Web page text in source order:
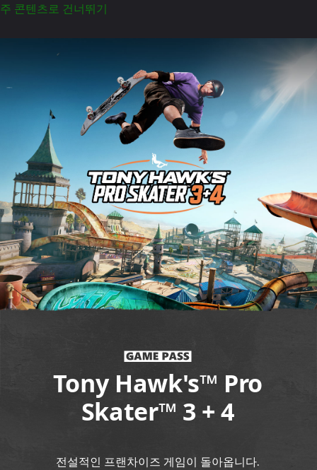
주 콘텐츠로 건너뛰기
Tony Hawk's™ Pro
Skater™ 3 + 4
전설적인 프랜차이즈 게임이 돌아옵니다.